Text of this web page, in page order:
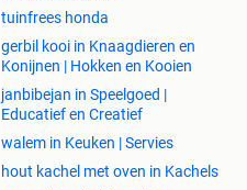
tuinfrees honda
gerbil kooi in Knaagdieren en
Konijnen | Hokken en Kooien
janbibejan in Speelgoed |
Educatief en Creatief
walem in Keuken | Servies
hout kachel met oven in Kachels